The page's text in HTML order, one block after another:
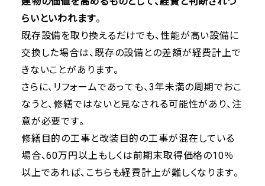
らいといわれます。
既存設備を取り換えるだけでも、性能が高い設備に
交換した場合は、既存の設備との差額が経費計上で
きないことがあります。
さらに、リフォームであっても、3年未満の周期でおこ
なうと、修繕ではないと見なされる可能性があり、注
意が必要です。
修繕目的の工事と改装目的の工事が混在している
場合、60万円以上もしくは前期末取得価格の10％
以上であれば、こちらも経費計上が難しくなります。